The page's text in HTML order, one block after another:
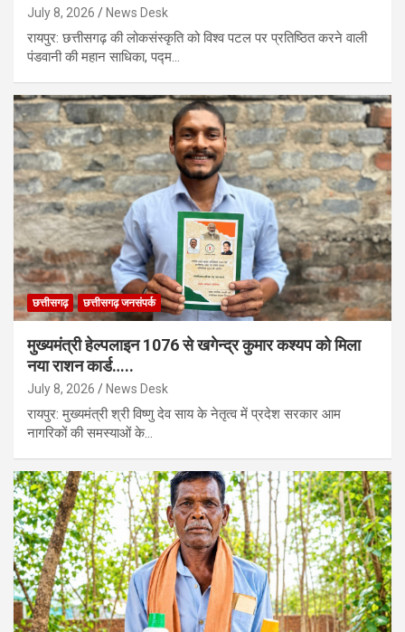
July 8, 2026 News Desk
रायपुर: छत्तीसगढ़ की लोकसंस्कृति को विश्व पटल पर प्रतिष्ठित करने वाली
पंडवानी की महान साधिका, पद्म…
छत्तीसगढ़ छत्तीसगढ़ जनसंपर्क
मुख्यमंत्री हेल्पलाइन 1076 से खगेन्द्र कुमार कश्यप को मिला
नया राशन कार्ड…..
July 8, 2026 News Desk
रायपुर: मुख्यमंत्री श्री विष्णु देव साय के नेतृत्व में प्रदेश सरकार आम
नागरिकों की समस्याओं के…